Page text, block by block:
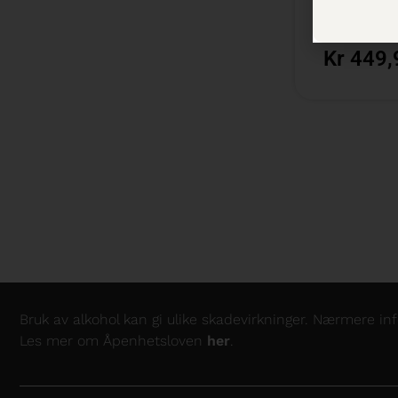
Kr
Bruk av alkohol kan gi ulike skadevirkninger. Nærmere
Les mer om Åpenhetsloven her.